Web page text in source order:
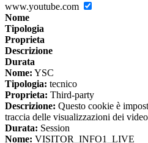
www.youtube.com
Nome
Tipologia
Proprieta
Descrizione
Durata
Nome: YSC
Tipologia: tecnico
Proprieta: Third-party
Descrizione: Questo cookie è
traccia delle visualizzazioni dei
Durata: Session
Nome: VISITOR_INFO1_LIVE